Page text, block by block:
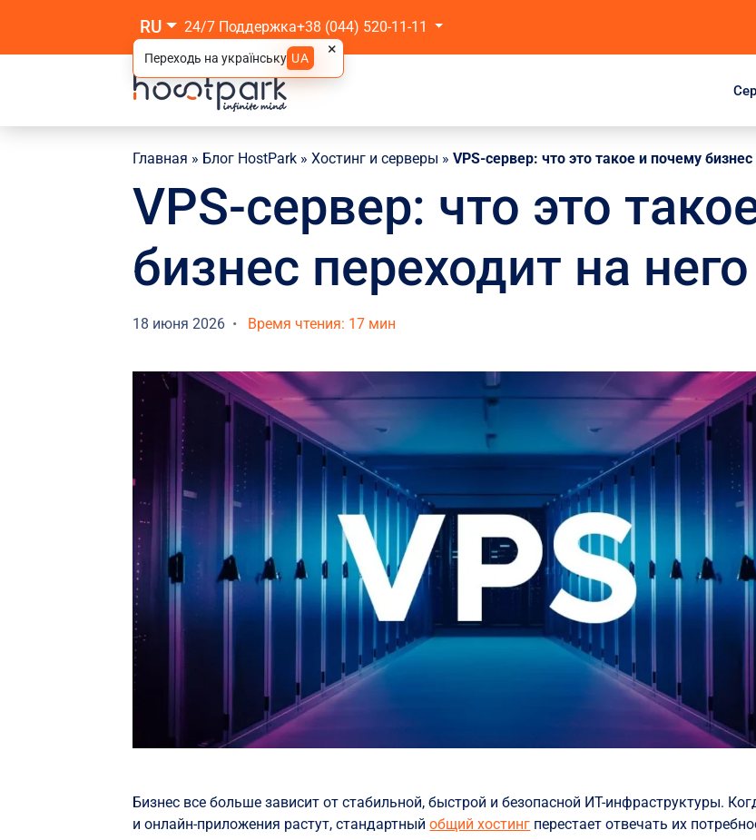
RU
×
Переходь на українську UA
24/7 Поддержка+38 (044) 520-11-11
Главная » Блог HostPark »Хостинг и серверы »VPS-сервер: что это такое и почему
VPS-сервер: что это
бизнес переходит на него
18 июня 2026 Время чтения: 17 мин
Бизнес все больше зависит от стабильной, быстрой и безопасной ИТ-инфраструктуры.
и онлайн-приложения растут, стандартныйобщий хостинг перестает отвечать их